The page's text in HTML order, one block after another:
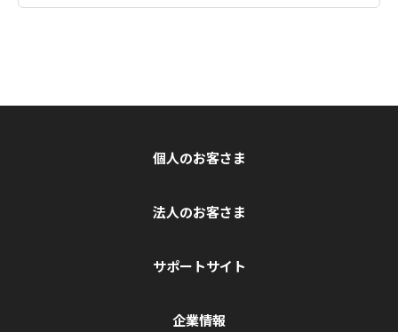
個人のお客さま
法人のお客さま
サポートサイト
企業情報